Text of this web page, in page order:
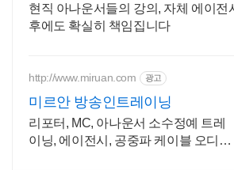
현직 아나운서들의 강의, 자체 에이전
후에도 확실히 책임집니다
http://www.miruan.com 광고
미르안 방송인트레이닝
리포터, MC, 아나운서 소수정예 트레
이닝, 에이전시, 공중파 케이블 오디션